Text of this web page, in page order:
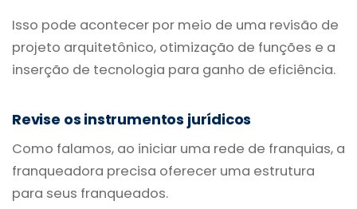
Isso pode acontecer por meio de uma revisão de
projeto arquitetônico, otimização de funções e a
inserção de tecnologia para ganho de eficiência.
Revise os instrumentos jurídicos
Como falamos, ao iniciar uma rede de franquias, a
franqueadora precisa oferecer uma estrutura
para seus franqueados.